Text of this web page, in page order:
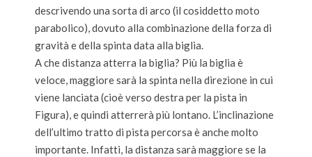
descrivendo una sorta di arco (il cosiddetto moto
parabolico), dovuto alla combinazione della forza di
gravità e della spinta data alla biglia.
A che distanza atterra la biglia? Più la biglia è
veloce, maggiore sarà la spinta nella direzione in cui
viene lanciata (cioè verso destra per la pista in
Figura), e quindi atterrerà più lontano. L’inclinazione
dell’ultimo tratto di pista percorsa è anche molto
importante. Infatti, la distanza sarà maggiore se la